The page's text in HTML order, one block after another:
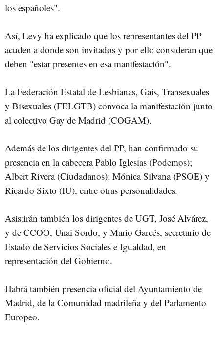
los españoles".
Así, Levy ha explicado que los representantes del PP
acuden a donde son invitados y por ello consideran que
deben "estar presentes en esa manifestación".
La Federación Estatal de Lesbianas, Gais, Transexuales
y Bisexuales (FELGTB) convoca la manifestación junto
al colectivo Gay de Madrid (COGAM).
Además de los dirigentes del PP, han confirmado su
presencia en la cabecera Pablo Iglesias (Podemos);
Albert Rivera (Ciudadanos); Mónica Silvana (PSOE) y
Ricardo Sixto (IU), entre otras personalidades.
Asistirán también los dirigentes de UGT, José Alvárez,
y de CCOO, Unai Sordo, y Mario Garcés, secretario de
Estado de Servicios Sociales e Igualdad, en
representación del Gobierno.
Habrá también presencia oficial del Ayuntamiento de
Madrid, de la Comunidad madrileña y del Parlamento
Europeo.